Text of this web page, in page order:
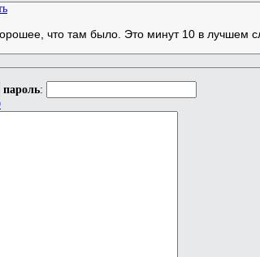
что там было. Это минут 10 в лучшем
пароль: